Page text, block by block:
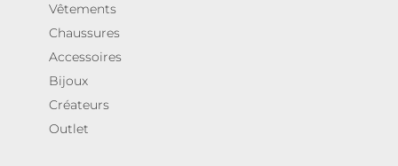
Vêtements
Chaussures
Accessoires
Bijoux
Créateurs
Outlet